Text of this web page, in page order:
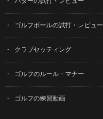
ゴルフボールの試打・レビュー
クラブセッティング
ゴルフのルール・マナー
ゴルフの練習動画